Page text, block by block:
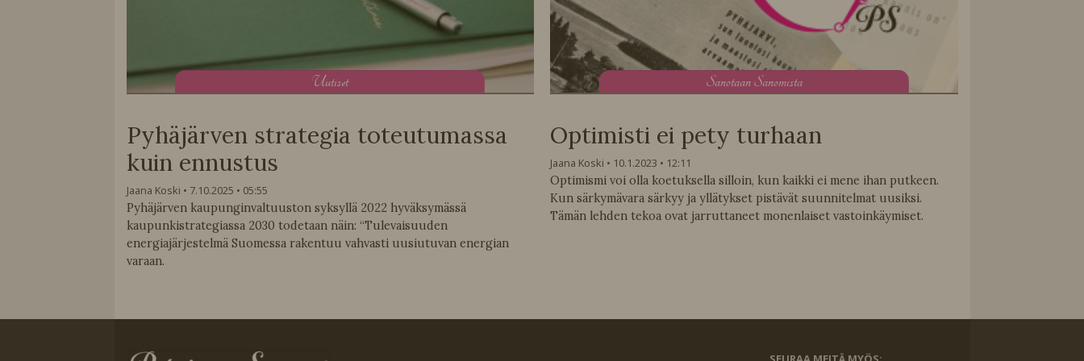
Uutiset
Pyhäjärven strategia toteutumassa
kuin ennustus
Jaana Koski 7.10.2025
05:55
Pyhäjärven kaupunginvaltuuston syksyllä 2022 hyväksymässä
kaupunkistrategiassa 2030 todetaan näin: “Tulevaisuuden
energiajärjestelmä Suomessa rakentuu vahvasti uusiutuvan energian
varaan.
Sanotaan Sanomista
Optimisti ei pety turhaan
Jaana Koski 10.1.2023
12:11
Optimismi voi olla koetuksella silloin, kun kaikki ei mene ihan putkeen.
Kun särkymävara särkyy ja yllätykset pistävät suunnitelmat uusiksi.
Tämän lehden tekoa ovat jarruttaneet monenlaiset vastoinkäymiset.